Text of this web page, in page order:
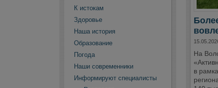
К истокам
Здоровье
Наша история
Образование
Погода
Наши современники
Информируют специалисты
На
в